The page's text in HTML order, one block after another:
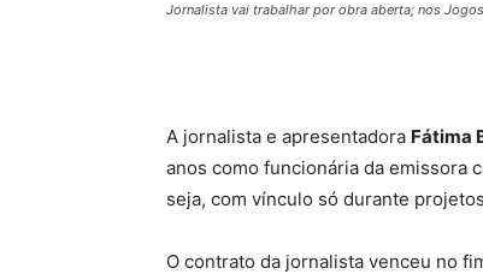
Jornalista vai trabalhar por obra aberta; nos
A jornalista e apresentadora Fátima
anos como funcionária da emissora
seja, com vínculo só durante
O contrato da jornalista venceu no